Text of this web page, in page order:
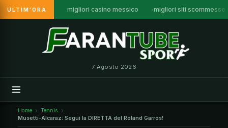
ULTIM'ORA migliori casino messico migliori siti scommesse
7 Agosto 2026
Home
Tennis
Musetti-Alcaraz: Segui la DIRETTA del Roland Garros!